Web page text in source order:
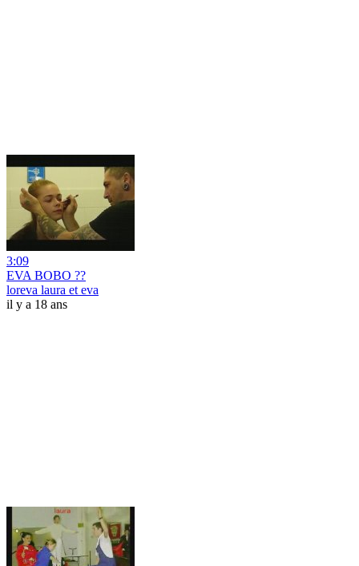
3:09
EVA BOBO ??
loreva laura et eva
il y a 18 ans